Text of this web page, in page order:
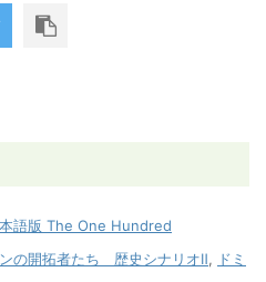
語版 The One Hundred
の開拓者たち 歴史シナリオⅡ, ドミ